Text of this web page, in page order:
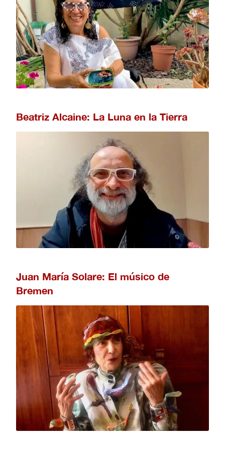
Beatriz Alcaine: La Luna en la Tierra
Juan María Solare: El músico de
Bremen